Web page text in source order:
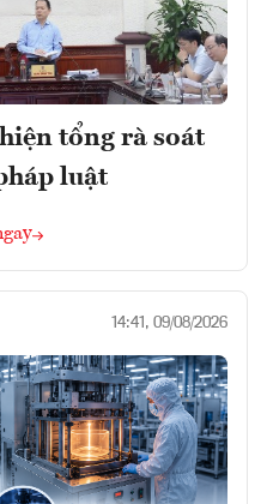
tổng rà soát
luật
14:41, 09/08/2026